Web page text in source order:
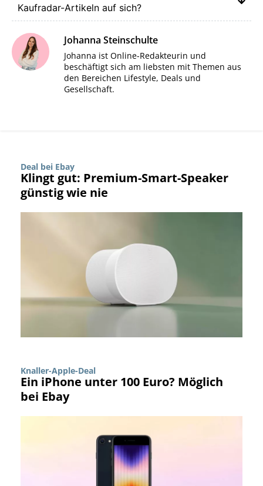
Kaufradar-Artikeln auf sich?
Johanna Steinschulte
Johanna ist Online-Redakteurin und
beschäftigt sich am liebsten mit Themen aus
den Bereichen Lifestyle, Deals und
Gesellschaft.
Deal bei Ebay
Klingt gut: Premium-Smart-Speaker
günstig wie nie
Knaller-Apple-Deal
Ein iPhone unter 100 Euro? Möglich
bei Ebay